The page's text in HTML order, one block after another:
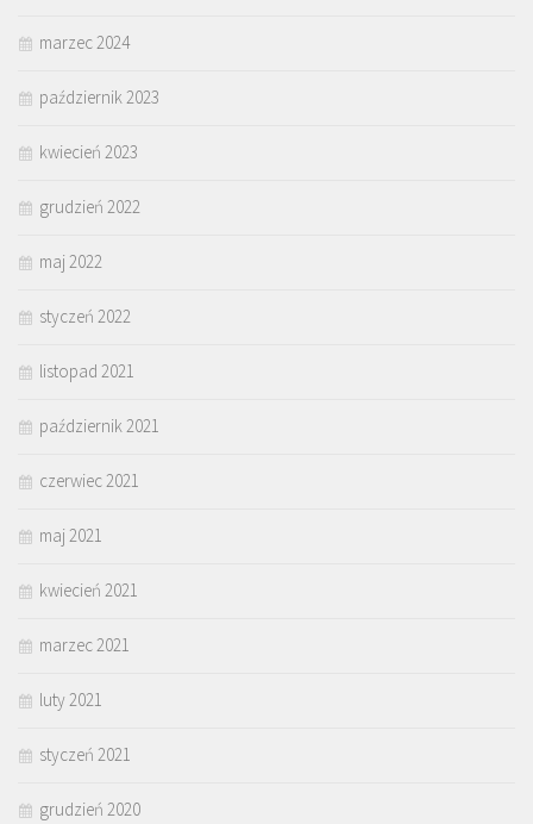
marzec 2024
październik 2023
kwiecień 2023
grudzień 2022
maj 2022
styczeń 2022
listopad 2021
październik 2021
czerwiec 2021
maj 2021
kwiecień 2021
marzec 2021
luty 2021
styczeń 2021
grudzień 2020